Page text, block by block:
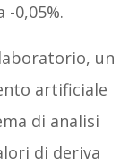
0,05%.
un
artificiale
di analisi
di deriva